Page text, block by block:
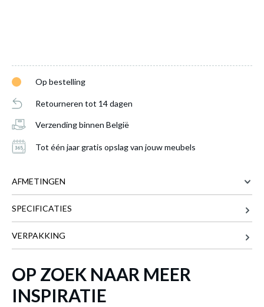
Op bestelling
Retourneren tot 14 dagen
Verzending binnen België
Tot één jaar gratis opslag van jouw meubels
AFMETINGEN
DIEPTE
HOOGTE 180 cm
Meer afmetingen
SPECIFICATIES
VERPAKKING
OP ZOEK NAAR MEER
INSPIRATIE
Vloerlamp BANGKOK Zwart
aan je winkelmandje